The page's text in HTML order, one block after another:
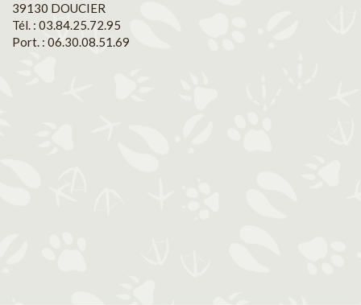
39130 DOUCIER
Tél. : 03.84.25.72.95
Port. : 06.30.08.51.69